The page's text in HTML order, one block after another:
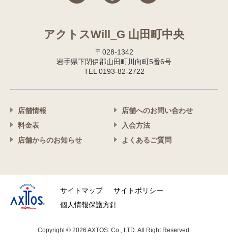
アクトスWill_G 山田町中央
〒028-1342
岩手県下閉伊郡山田町川向町5番6号
TEL 0193-82-2722
店舗情報
料金表
店舗からのお知らせ
店舗へのお問い合わせ
入会方法
よくあるご質問
サイトマップ
サイトポリシー
個人情報保護方針
Copyright © 2026 AXTOS. Co., LTD. All Right Reserved.